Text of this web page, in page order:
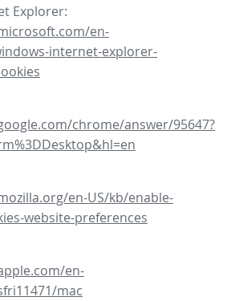
Explorer:
en-
internet-explorer-
chrome/answer/95647?
en-US/kb/enable-
website-preferences
en-
mac